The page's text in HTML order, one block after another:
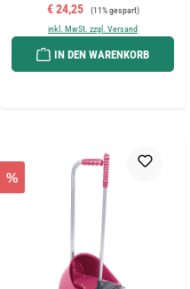
Verkaufspreis:
€ 24,25 Regulärer Preis:
(11% gespart)
inkl. MwSt. zzgl. Versand
IN DEN WARENKORB
%